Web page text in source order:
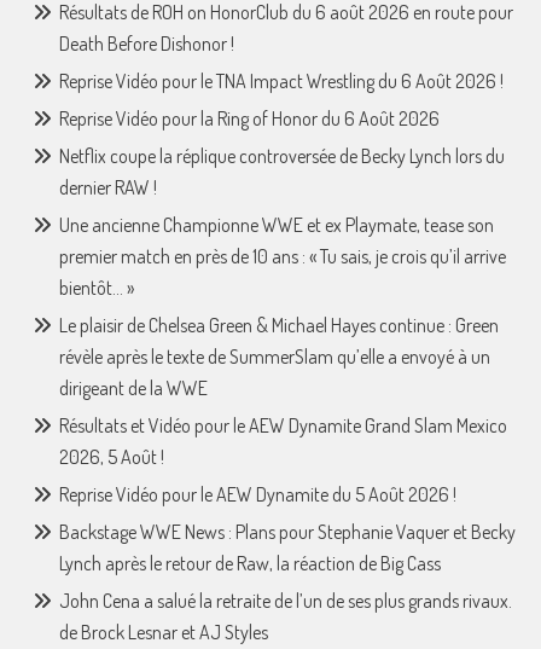
Résultats de ROH on HonorClub du 6 août 2026 en route pour
Death Before Dishonor !
Reprise Vidéo pour le TNA Impact Wrestling du 6 Août 2026 !
Reprise Vidéo pour la Ring of Honor du 6 Août 2026
Netflix coupe la réplique controversée de Becky Lynch lors du
dernier RAW !
Une ancienne Championne WWE et ex Playmate, tease son
premier match en près de 10 ans : « Tu sais, je crois qu’il arrive
bientôt… »
Le plaisir de Chelsea Green & Michael Hayes continue : Green
révèle après le texte de SummerSlam qu’elle a envoyé à un
dirigeant de la WWE
Résultats et Vidéo pour le AEW Dynamite Grand Slam Mexico
2026, 5 Août !
Reprise Vidéo pour le AEW Dynamite du 5 Août 2026 !
Backstage WWE News : Plans pour Stephanie Vaquer et Becky
Lynch après le retour de Raw, la réaction de Big Cass
John Cena a salué la retraite de l’un de ses plus grands rivaux.
de Brock Lesnar et AJ Styles